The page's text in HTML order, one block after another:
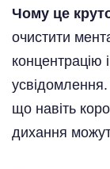
Чому це
очистити
концентрацію
що навіть
дихання